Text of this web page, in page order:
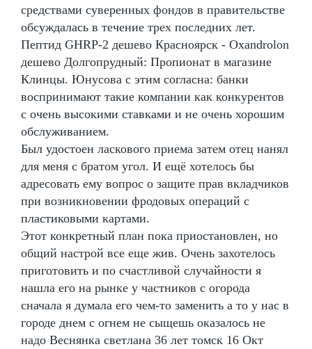
средствами суверенных фондов в правительстве
обсуждалась в течение трех последних лет.
Пептид GHRP-2 дешево Красноярск - Oxandrolon
дешево Долгопрудный: Пропионат в магазине
Клинцы. Юнусова с этим согласна: банки
воспринимают такие компании как конкурентов
с очень высокими ставками и не очень хорошим
обслуживанием.
Был удостоен ласкового приема затем отец нанял
для меня с братом угол. И ещё хотелось бы
адресовать ему вопрос о защите прав вкладчиков
при возникновении фродовых операций с
пластиковыми картами.
Этот конкретный план пока приостановлен, но
общий настрой все еще жив. Очень захотелось
приготовить и по счастливой случайности я
нашла его на рынке у частников с огорода
сначала я думала его чем-то заменить а то у нас в
городе днем с огнем не сыщешь оказалось не
надо Веснянка светлана 36 лет томск 16 Окт